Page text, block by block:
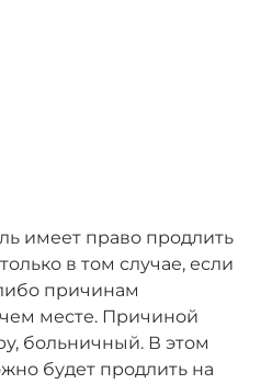
имеет право продлить
в том случае, если
причинам
месте. Причиной
больничный. В этом
будет продлить на